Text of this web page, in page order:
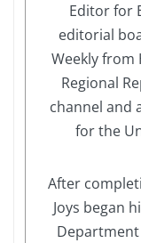
Editor for
editorial
Weekly from
Regional
channel and
for the
After
Joys began